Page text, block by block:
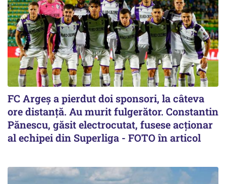
FC Argeș a pierdut doi sponsori, la câteva
ore distanță. Au murit fulgerător. Constantin
Pănescu, găsit electrocutat, fusese acționar
al echipei din Superliga - FOTO în articol